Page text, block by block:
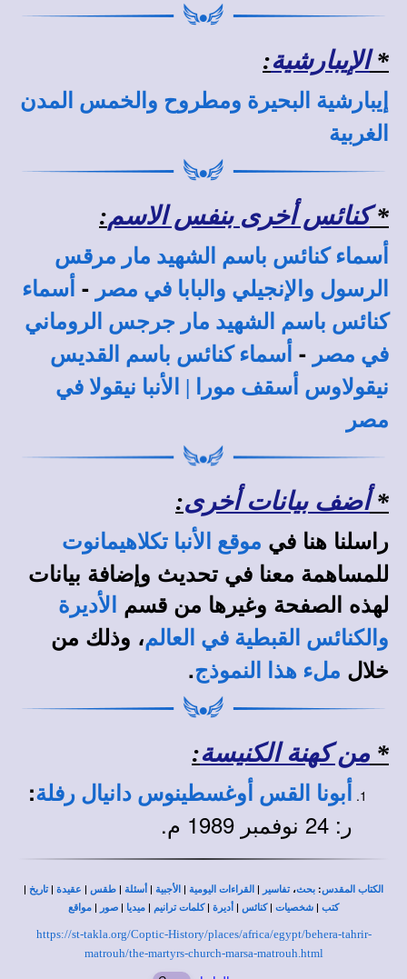
*الإيبارشية:
إيبارشية البحيرة ومطروح والخمس المدن
الغربية
*كنائس أخرى بنفس الاسم:
أسماء كنائس باسم الشهيد مار مرقس
الرسول والإنجيلي والبابا في مصر - أسماء
كنائس باسم الشهيد مار جرجس الروماني
في مصر - أسماء كنائس باسم القديس
نيقولاوس أسقف مورا | الأنبا نيقولا في
مصر
*أضف بيانات أخرى:
راسلنا هنا في موقع الأنبا تكلاهيمانوت
للمساهمة معنا في تحديث وإضافة بيانات
لهذه الصفحة وغيرها من قسم
الأديرة
والكنائس القبطية في العالم، وذلك من
خلال ملء هذا النموذج.
* من كهنة الكنيسة:
أبونا القس أوغسطينوس دانيال رفلة:
ر: 24 نوفمبر 1989 م.
الكتاب المقدس: بحث،تفاسير | القراءات اليومية | الأجبية | أسئلة | طقس | عقيدة |تاريخ |
كتب | شخصيات |كنائس | أديرة |كلمات ترانيم | ميديا | صور | مواقع
https://st-takla.org/Coptic-History/places/africa/egypt/behera-tahrir-
matrouh/the-martyrs-church-marsa-matrouh.html